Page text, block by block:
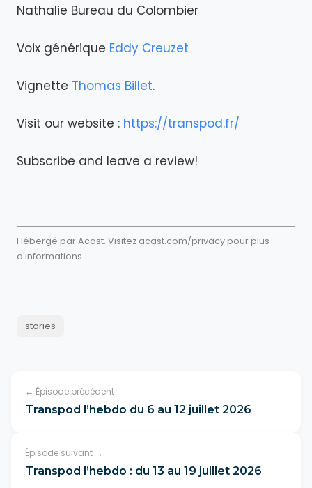
Nathalie Bureau du Colombier
Voix générique Eddy Creuzet
Vignette Thomas Billet.
Visit our website : https://transpod.fr/
Subscribe and leave a review!
Hébergé par Acast. Visitez acast.com/privacy pour plus
d'informations.
stories
← Épisode précédent
Transpod l’hebdo du 6 au 12 juillet 2026
Épisode suivant →
Transpod l’hebdo : du 13 au 19 juillet 2026